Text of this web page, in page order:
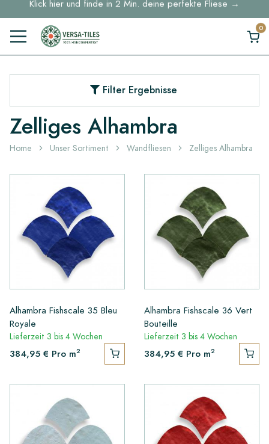
Klick hier und finde in 2 Min. deine perfekte Fliese →
Musterbestellungen ab 30 € Kostenloser DHL-Versand
Lagerartikel werden innerhalb von 5 Werktagen geliefert
Filter Ergebnisse
Zelliges Alhambra
Home Unser Sortiment Wandfliesen Zelliges Alhambra
Alhambra Fishscale 35 Bleu
Royale
Lieferzeit 3 bis 4 Wochen
384,95 € Pro m2
Alhambra Fishscale 36 Vert
Bouteille
Lieferzeit 3 bis 4 Wochen
384,95 € Pro m2